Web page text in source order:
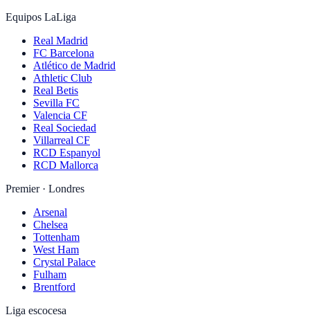
Equipos LaLiga
Real Madrid
FC Barcelona
Atlético de Madrid
Athletic Club
Real Betis
Sevilla FC
Valencia CF
Real Sociedad
Villarreal CF
RCD Espanyol
RCD Mallorca
Premier · Londres
Arsenal
Chelsea
Tottenham
West Ham
Crystal Palace
Fulham
Brentford
Liga escocesa